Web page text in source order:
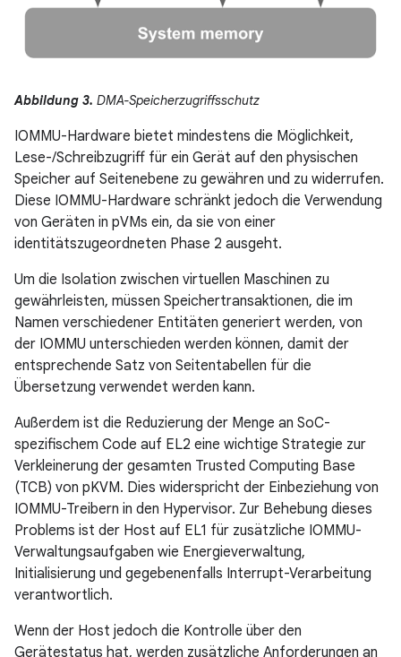
Abbildung 3. DMA-Speicherzugriffsschutz
IOMMU-Hardware bietet mindestens die Möglichkeit,
Lese-/Schreibzugriff für ein Gerät auf den physischen
Speicher auf Seitenebene zu gewähren und zu widerrufen.
Diese IOMMU-Hardware schränkt jedoch die Verwendung
von Geräten in pVMs ein, da sie von einer
identitätszugeordneten Phase 2 ausgeht.
Um die Isolation zwischen virtuellen Maschinen zu
gewährleisten, müssen Speichertransaktionen, die im
Namen verschiedener Entitäten generiert werden, von
der IOMMU unterschieden werden können, damit der
entsprechende Satz von Seitentabellen für die
Übersetzung verwendet werden kann.
Außerdem ist die Reduzierung der Menge an SoC-
spezifischem Code auf EL2 eine wichtige Strategie zur
Verkleinerung der gesamten Trusted Computing Base
(TCB) von pKVM. Dies widerspricht der Einbeziehung von
IOMMU-Treibern in den Hypervisor. Zur Behebung dieses
Problems ist der Host auf EL1 für zusätzliche IOMMU-
Verwaltungsaufgaben wie Energieverwaltung,
Initialisierung und gegebenenfalls Interrupt-Verarbeitung
verantwortlich.
Wenn der Host jedoch die Kontrolle über den
Gerätestatus hat, werden zusätzliche Anforderungen an